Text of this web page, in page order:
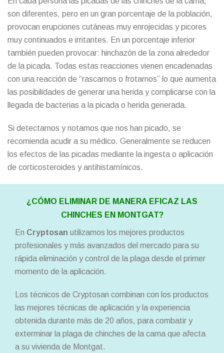
son diferentes, pero en un gran porcentaje de la población,
provocan erupciones cutáneas muy enrojecidas y picores
muy continuados e irritantes. En un porcentaje inferior
también pueden provocar: hinchazón de la zona alrededor
de la picada. Todas estas reacciones vienen encadenadas
con una reacción de “rascarnos o frotarnos” lo que aumenta
las posibilidades de generar una herida y complicarse con la
llegada de bacterias a la picada o herida generada.
Si detectamos y notamos que nos han picado, se
recomienda acudir a su médico. Generalmente se reducen
los efectos de las picadas mediante la ingesta o aplicación
de corticosteroides y antihistamínicos.
¿CÓMO ELIMINAR DE MANERA EFICAZ LAS
CHINCHES EN MONTGAT?
En Cryptosan utilizamos los mejores productos
profesionales y más avanzados del mercado para su
rápida eliminación y control de la plaga desde el primer
momento de la aplicación.
Los técnicos de Cryptosan combinan con los productos
las mejores técnicas de aplicación y la experiencia
obtenida durante más de 20 años, para combatir y
exterminar la plaga de chinches de la cama que afecta
a su vivienda de Montgat.